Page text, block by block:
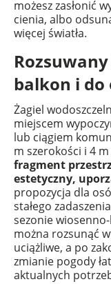
możesz zasłonić
cienia, albo
więcej światła.
balkon i do
Żagiel
miejscem
lub ciągiem
m szerokości i 4
fragment
estetyczny,
propozycja dla
stałego
sezonie
można rozsunąć
uciążliwe, a po
zmianie pogody
aktualnych